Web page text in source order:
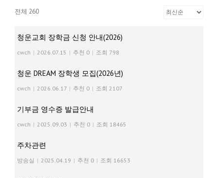
전체 260
청운교회 장학금 신청 안내(2026)
cwch | 2026.07.15 | 추천 0 | 조회 798
청운 DREAM 장학생 모집(2026년)
cwch | 2026.06.17 | 추천 0 | 조회 2107
기부금 영수증 발급안내
cwch | 2025.09.03 | 추천 0 | 조회 18465
주차관련
방송실 | 2025.04.19 | 추천 0 | 조회 16653